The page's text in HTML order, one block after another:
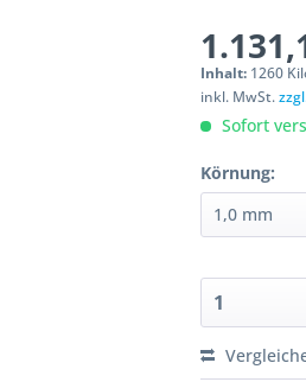
Inhalt: 1260
inkl. MwSt.
Sofort
Körnung: